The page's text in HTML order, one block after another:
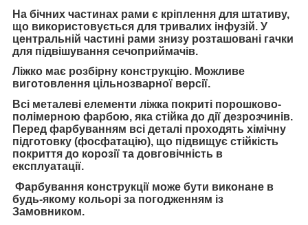
На бічних частинах рами є кріплення для штативу,
що використовується для тривалих інфузій. У
центральній частині рами знизу розташовані гачки
для підвішування сечоприймачів.
Ліжко має розбірну конструкцію. Можливе
виготовлення цільнозварної версії.
Всі металеві елементи ліжка покриті порошково-
полімерною фарбою, яка стійка до дії дезрозчинів.
Перед фарбуванням всі деталі проходять хімічну
підготовку (фосфатацію), що підвищує стійкість
покриття до корозії та довговічність в
експлуатації.
Фарбування конструкції може бути виконане в
будь-якому кольорі за погодженням із
Замовником.